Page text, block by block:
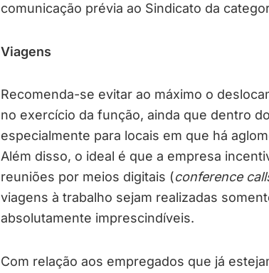
comunicação prévia ao Sindicato da
Viagens
Recomenda-se evitar ao máximo o
no exercício da função, ainda que dentro
especialmente para locais em que há
Além disso, o ideal é que a empresa
reuniões por meios digitais (conference
viagens à trabalho sejam realizadas
absolutamente imprescindíveis.
Com relação aos empregados que já